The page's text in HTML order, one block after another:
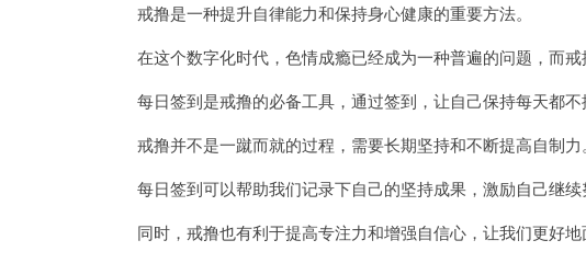
戒撸是一种提升自律能力和保持身心健康的重要方法。
在这个数字化时代，色情成瘾已经成为一种普遍的问题，而戒
每日签到是戒撸的必备工具，通过签到，让自己保持每天都不
戒撸并不是一蹴而就的过程，需要长期坚持和不断提高自制力。
每日签到可以帮助我们记录下自己的坚持成果，激励自己继续
同时，戒撸也有利于提高专注力和增强自信心，让我们更好地